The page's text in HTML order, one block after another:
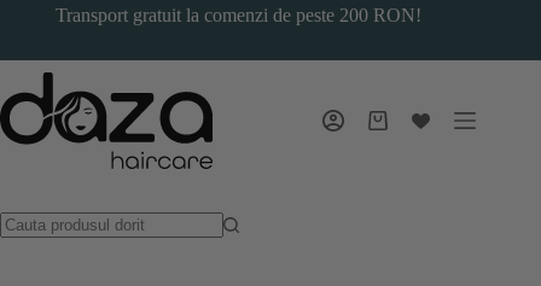
Transport gratuit la comenzi de peste 200 RON!
Coș